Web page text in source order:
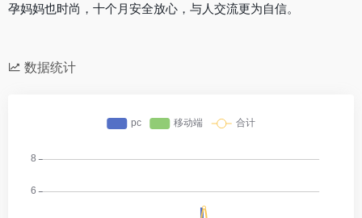
孕妈妈也时尚，十个月安全放心，与人交流更为自信。
数据统计